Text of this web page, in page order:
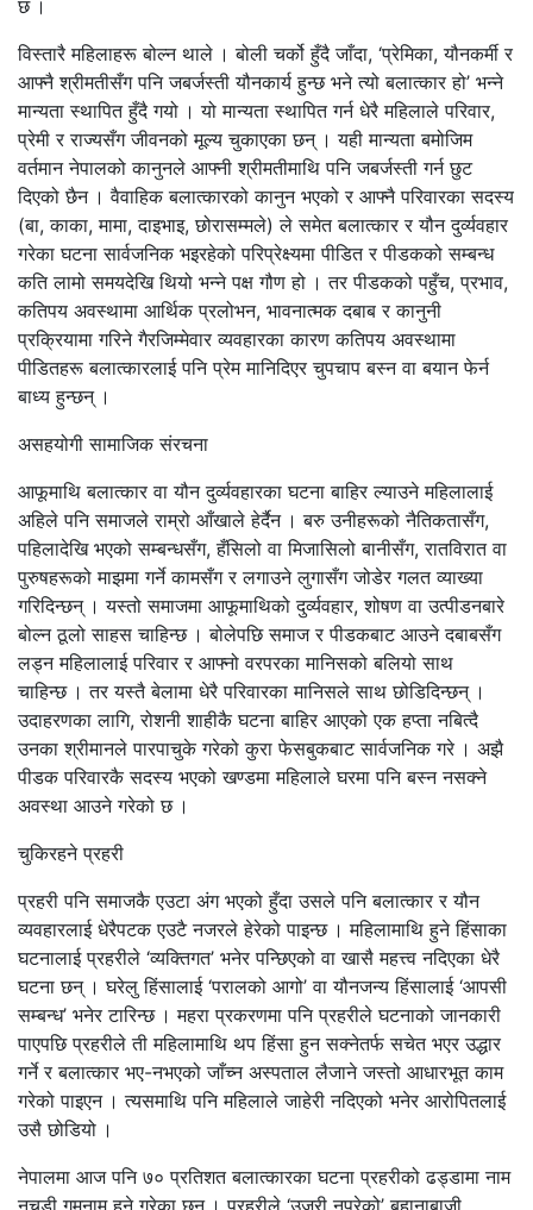
छ ।
विस्तारै महिलाहरू बोल्न थाले । बोली चर्को हुँदै जाँदा, ‘प्रेमिका, यौनकर्मी र
आफ्नै श्रीमतीसँग पनि जबर्जस्ती यौनकार्य हुन्छ भने त्यो बलात्कार हो’ भन्ने
मान्यता स्थापित हुँदै गयो । यो मान्यता स्थापित गर्न धेरै महिलाले परिवार,
प्रेमी र राज्यसँग जीवनको मूल्य चुकाएका छन् । यही मान्यता बमोजिम
वर्तमान नेपालको कानुनले आफ्नी श्रीमतीमाथि पनि जबर्जस्ती गर्न छुट
दिएको छैन । वैवाहिक बलात्कारको कानुन भएको र आफ्नै परिवारका सदस्य
(बा, काका, मामा, दाइभाइ, छोरासम्मले) ले समेत बलात्कार र यौन दुर्व्यवहार
गरेका घटना सार्वजनिक भइरहेको परिप्रेक्ष्यमा पीडित र पीडकको सम्बन्ध
कति लामो समयदेखि थियो भन्ने पक्ष गौण हो । तर पीडकको पहुँच, प्रभाव,
कतिपय अवस्थामा आर्थिक प्रलोभन, भावनात्मक दबाब र कानुनी
प्रक्रियामा गरिने गैरजिम्मेवार व्यवहारका कारण कतिपय अवस्थामा
पीडितहरू बलात्कारलाई पनि प्रेम मानिदिएर चुपचाप बस्न वा बयान फेर्न
बाध्य हुन्छन् ।
असहयोगी सामाजिक संरचना
आफूमाथि बलात्कार वा यौन दुर्व्यवहारका घटना बाहिर ल्याउने महिलालाई
अहिले पनि समाजले राम्रो आँखाले हेर्दैन । बरु उनीहरूको नैतिकतासँग,
पहिलादेखि भएको सम्बन्धसँग, हँसिलो वा मिजासिलो बानीसँग, रातविरात वा
पुरुषहरूको माझमा गर्ने कामसँग र लगाउने लुगासँग जोडेर गलत व्याख्या
गरिदिन्छन् । यस्तो समाजमा आफूमाथिको दुर्व्यवहार, शोषण वा उत्पीडनबारे
बोल्न ठूलो साहस चाहिन्छ । बोलेपछि समाज र पीडकबाट आउने दबाबसँग
लड्न महिलालाई परिवार र आफ्नो वरपरका मानिसको बलियो साथ
चाहिन्छ । तर यस्तै बेलामा धेरै परिवारका मानिसले साथ छोडिदिन्छन् ।
उदाहरणका लागि, रोशनी शाहीकै घटना बाहिर आएको एक हप्ता नबित्दै
उनका श्रीमानले पारपाचुके गरेको कुरा फेसबुकबाट सार्वजनिक गरे । अझै
पीडक परिवारकै सदस्य भएको खण्डमा महिलाले घरमा पनि बस्न नसक्ने
अवस्था आउने गरेको छ ।
चुकिरहने प्रहरी
प्रहरी पनि समाजकै एउटा अंग भएको हुँदा उसले पनि बलात्कार र यौन
व्यवहारलाई धेरैपटक एउटै नजरले हेरेको पाइन्छ । महिलामाथि हुने हिंसाका
घटनालाई प्रहरीले ‘व्यक्तिगत’ भनेर पन्छिएको वा खासै महत्त्व नदिएका धेरै
घटना छन् । घरेलु हिंसालाई ‘परालको आगो’ वा यौनजन्य हिंसालाई ‘आपसी
सम्बन्ध’ भनेर टारिन्छ । महरा प्रकरणमा पनि प्रहरीले घटनाको जानकारी
पाएपछि प्रहरीले ती महिलामाथि थप हिंसा हुन सक्नेतर्फ सचेत भएर उद्धार
गर्ने र बलात्कार भए-नभएको जाँच्न अस्पताल लैजाने जस्तो आधारभूत काम
गरेको पाइएन । त्यसमाथि पनि महिलाले जाहेरी नदिएको भनेर आरोपितलाई
उसै छोडियो ।
नेपालमा आज पनि ७० प्रतिशत बलात्कारका घटना प्रहरीको ढड्डामा नाम
नचडी गुमनाम हुने गरेका छन् । प्रहरीले ‘उजुरी नपरेको’ बहानाबाजी